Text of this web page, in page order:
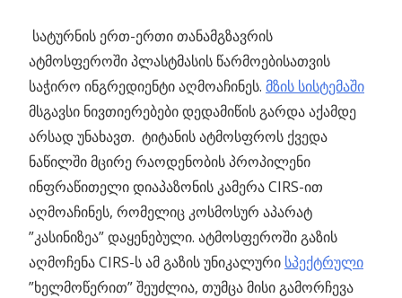
სატურნის ერთ-ერთი თანამგზავრის
ატმოსფეროში პლასტმასის წარმოებისათვის
საჭირო ინგრედიენტი აღმოაჩინეს. მზის სისტემაში
მსგავსი ნივთიერებები დედამიწის გარდა აქამდე
არსად უნახავთ. ტიტანის ატმოსფროს ქვედა
ნაწილში მცირე რაოდენობის პროპილენი
ინფრაწითელი დიაპაზონის კამერა CIRS-ით
აღმოაჩინეს, რომელიც კოსმოსურ აპარატ
”კასინიზეა” დაყენებული. ატმოსფეროში გაზის
აღმოჩენა CIRS-ს ამ გაზის უნიკალური სპექტრული
”ხელმოწერით” შეუძლია, თუმცა მისი გამორჩევა